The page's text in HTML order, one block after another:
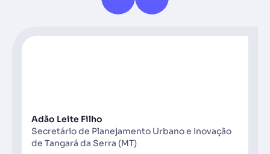
Adão Leite Filho
Secretário de Planejamento Urbano e Inovação
de Tangará da Serra (MT)